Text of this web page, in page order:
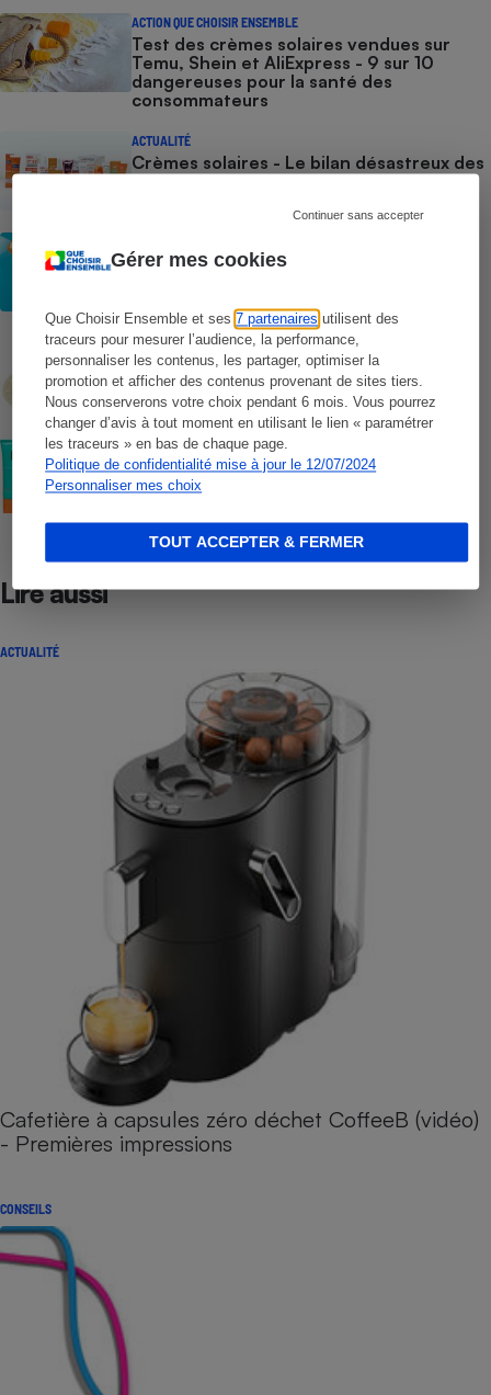
Gérer mes cookies
Que Choisir Ensemble et ses7 partenaires utilisent des
traceurs pour mesurer l’audience, la performance,
personnaliser les contenus, les partager, optimiser la
promotion et afficher des contenus provenant de sites tiers.
Nous conserverons votre choix pendant 6 mois. Vous pourrez
changer d’avis à tout moment en utilisant le lien « paramétrer
les traceurs » en bas de chaque page.
Politique de confidentialité mise à jour le 12/07/2024
Personnaliser mes choix
Continuer sans accepter
TOUT ACCEPTER & FERMER
ACTION QUE CHOISIR ENSEMBLE
Test des crèmes solaires vendues sur
Temu, Shein et AliExpress - 9 sur 10
dangereuses pour la santé des
consommateurs
ACTUALITÉ
Crèmes solaires - Le bilan désastreux des
plateformes chinoises
Crèmes solaires - Les logos à la loupe
COMMENT NOUS TESTONS
Crèmes solaires - Le protocole
COMMENT NOUS TESTONS
Crèmes solaires visage - Le protocole
Lire aussi
ACTUALITÉ
Cafetière à capsules zéro déchet CoffeeB (vidéo)
- Premières impressions
CONSEILS